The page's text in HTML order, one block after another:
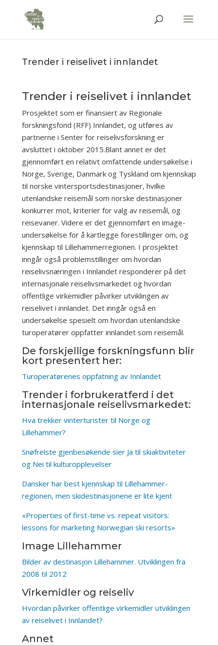
Trender i reiselivet i innlandet
Trender i reiselivet i innlandet
Prosjektet som er finansiert av Regionale
forskningsfond (RFF) Innlandet, og utføres av
partnerne i Senter for reiselivsforskning er
avsluttet i oktober 2015.Blant annet er det
gjennomført en relativt omfattende undersøkelse i
Norge, Sverige, Danmark og Tyskland om kjennskap
til norske vintersportsdestinasjoner, hvilke
utenlandske reisemål som norske destinasjoner
konkurrer mot, kriterier for valg av reisemål, og
reisevaner. Videre er det gjennomført en image-
undersøkelse for å kartlegge forestillinger om, og
kjennskap til Lillehammerregionen. I prosjektet
inngår også problemstillinger om hvordan
reiselivsnæringen i Innlandet responderer på det
internasjonale reiselivsmarkedet og hvordan
offentlige virkemidler påvirker utviklingen av
reiselivet i innlandet. Det inngår også en
undersøkelse spesielt om hvordan utenlandske
turoperatører oppfatter innlandet som reisemål.
De forskjellige forskningsfunn blir
kort presentert her:
Turoperatørenes oppfatning av Innlandet
Trender i forbrukeratferd i det
internasjonale reiselivsmarkedet:
Hva trekker vinterturister til Norge og
Lillehammer?
Snøfrelste gjenbesøkende sier Ja til skiaktiviteter
og Nei til kulturopplevelser
Dansker har best kjennskap til Lillehammer-
regionen, men skidestinasjonene er lite kjent
«Properties of first-time vs. repeat visitors:
lessons for marketing Norwegian ski resorts»
Image Lillehammer
Bilder av destinasjon Lillehammer. Utviklingen fra
2008 til 2012
Virkemidler og reiseliv
Hvordan påvirker offentlige virkemidler utviklingen
av reiselivet i Innlandet?
Annet